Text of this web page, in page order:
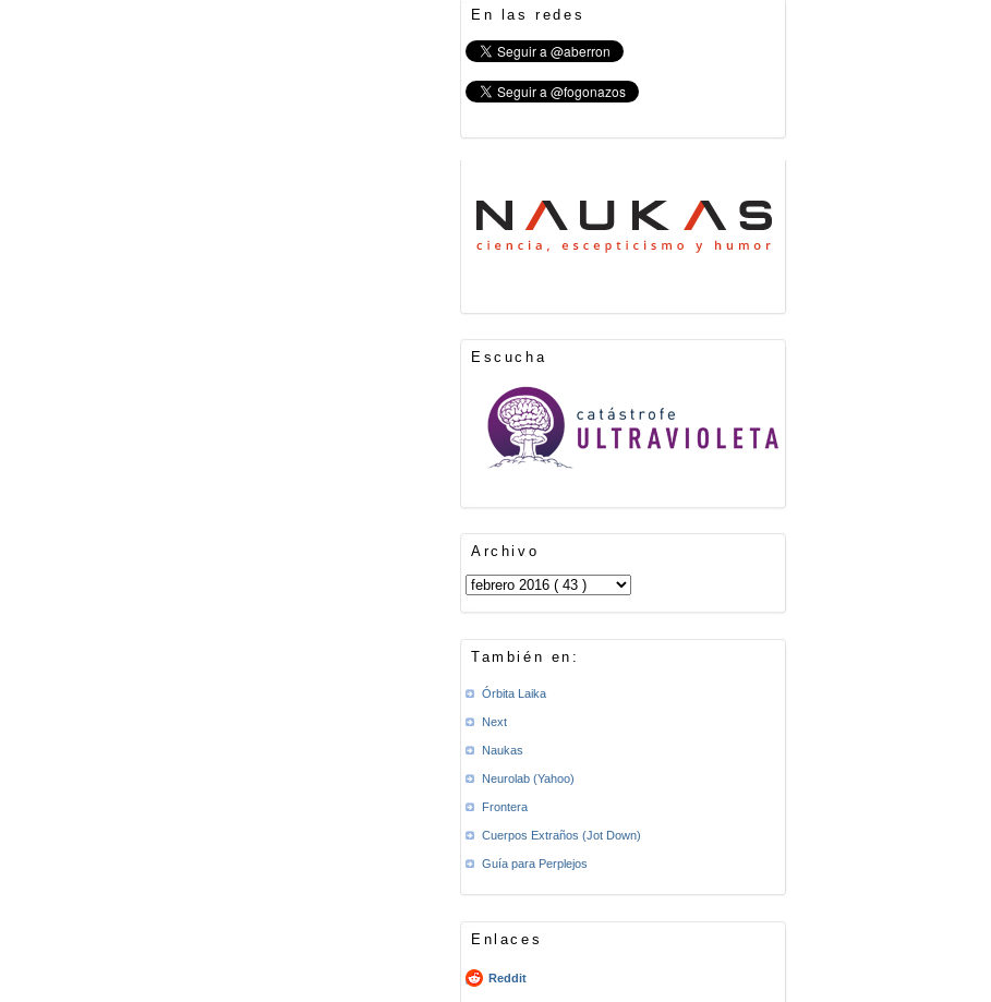
En las redes
Escucha
Archivo
También en:
Órbita Laika
Next
Naukas
Neurolab (Yahoo)
Frontera
Cuerpos Extraños (Jot Down)
Guía para Perplejos
Enlaces
Reddit